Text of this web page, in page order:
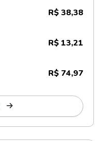
R$ 38,38
R$ 13,21
R$ 74,97